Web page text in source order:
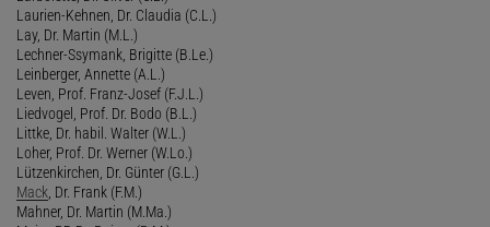
Laurien-Kehnen, Dr. Claudia (C.L.)
Lay, Dr. Martin (M.L.)
Lechner-Ssymank, Brigitte (B.Le.)
Leinberger, Annette (A.L.)
Leven, Prof. Franz-Josef (F.J.L.)
Liedvogel, Prof. Dr. Bodo (B.L.)
Littke, Dr. habil. Walter (W.L.)
Loher, Prof. Dr. Werner (W.Lo.)
Lützenkirchen, Dr. Günter (G.L.)
Mack , Dr. Frank (F.M.)
Mahner, Dr. Martin (M.Ma.)